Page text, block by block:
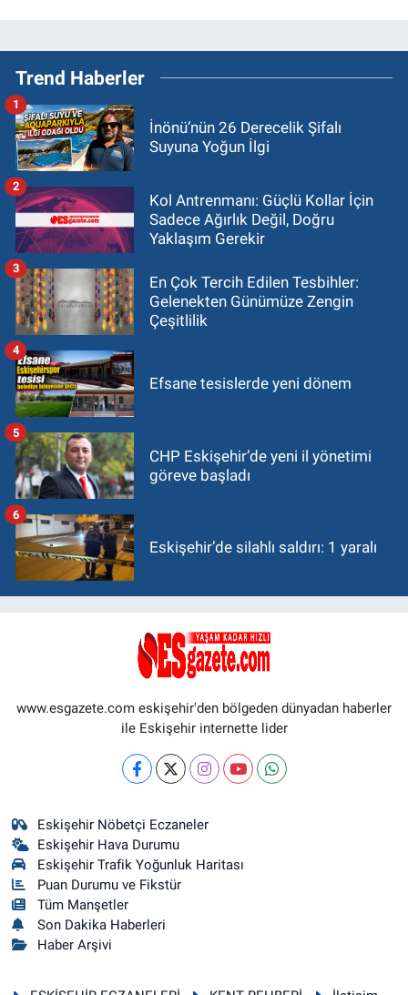
Trend Haberler
İnönü’nün 26 Derecelik Şifalı
Suyuna Yoğun İlgi
1
Kol Antrenmanı: Güçlü Kollar İçin
Sadece Ağırlık Değil, Doğru
Yaklaşım Gerekir
2
En Çok Tercih Edilen Tesbihler:
Gelenekten Günümüze Zengin
Çeşitlilik
3
Efsane tesislerde yeni dönem
4
CHP Eskişehir’de yeni il yönetimi
göreve başladı
5
Eskişehir’de silahlı saldırı: 1 yaralı
6
www.esgazete.com eskişehir'den bölgeden dünyadan haberler
ile Eskişehir internette lider
Eskişehir Nöbetçi Eczaneler
Eskişehir Hava Durumu
Eskişehir Trafik Yoğunluk Haritası
Puan Durumu ve Fikstür
Tüm Manşetler
Son Dakika Haberleri
Haber Arşivi